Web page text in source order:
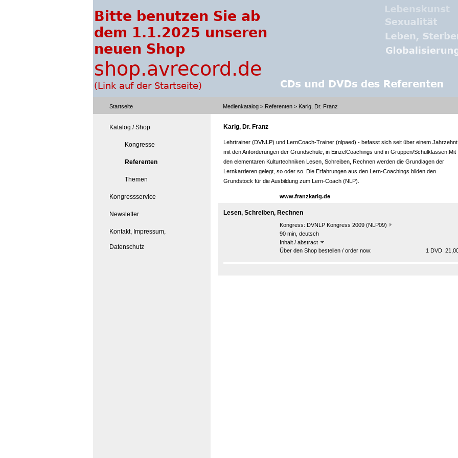
Startseite Medienkatalog > Referenten > Karig, Dr. Franz
Katalog / Shop
Kongresse
Referenten
Themen
Kongressservice
Newsletter
Kontakt, Impressum,
Datenschutz
Karig, Dr. Franz
Lehrtrainer (DVNLP) und LernCoach-Trainer (nlpaed) - befasst sich seit über einem Jahrzehnt
mit den Anforderungen der Grundschule, in EinzelCoachings und in Gruppen/Schulklassen.Mit
den elementaren Kulturtechniken Lesen, Schreiben, Rechnen werden die Grundlagen der
Lernkarrieren gelegt, so oder so. Die Erfahrungen aus den Lern-Coachings bilden den
Grundstock für die Ausbildung zum Lern-Coach (NLP).
www.franzkarig.de
Lesen, Schreiben, Rechnen
Kongress: DVNLP Kongress 2009 (NLP09)
90 min, deutsch
Inhalt / abstract
Über den Shop bestellen / order now:
1 DVD